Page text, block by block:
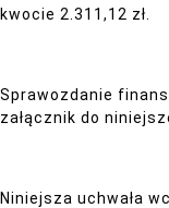
kwocie 2.311,12 zł.
Sprawozdanie
załącznik do
Niniejsza uchwała